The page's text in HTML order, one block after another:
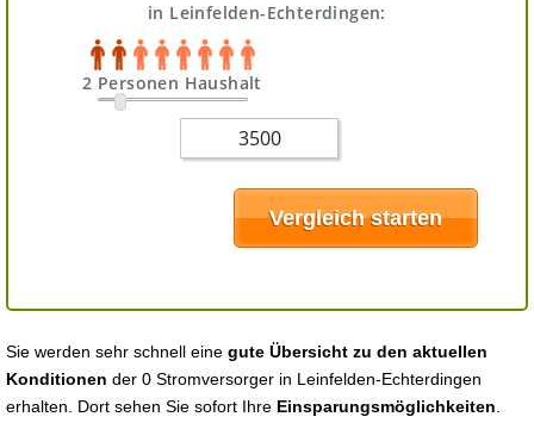
in Leinfelden-Echterdingen:
2 Personen Haushalt
Sie werden sehr schnell eine gute Übersicht zu den aktuellen
Konditionen der 0 Stromversorger in Leinfelden-Echterdingen
erhalten. Dort sehen Sie sofort Ihre Einsparungsmöglichkeiten